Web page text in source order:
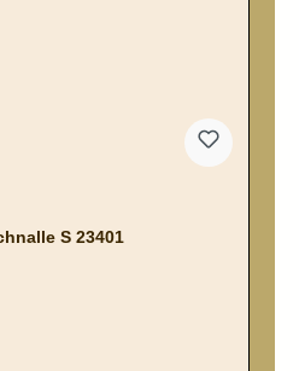
S 23401